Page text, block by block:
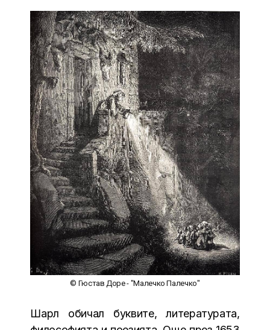
© Гюстав Доре - "Малечко Палечко"
Шарл обичал буквите, литературата,